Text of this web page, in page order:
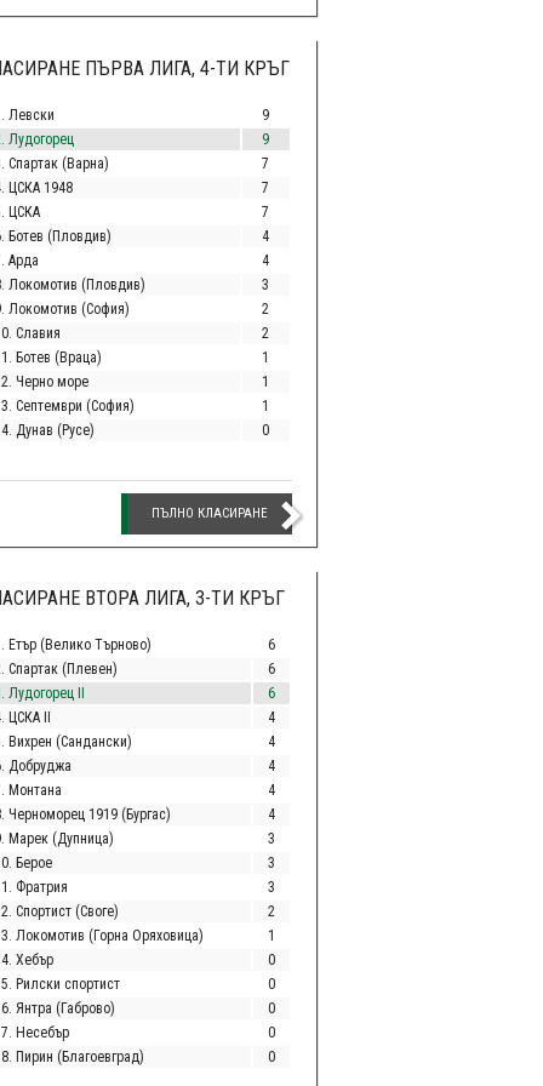
ПЪРВА ЛИГА, 4-ТИ КРЪГ
Левски
9
Лудогорец
9
Спартак (Варна)
7
ЦСКА 1948
7
ЦСКА
7
Ботев (Пловдив)
4
Арда
4
Локомотив (Пловдив)
3
Локомотив (София)
2
Славия
2
Ботев (Враца)
1
Черно море
1
Септември (София)
1
Дунав (Русе)
0
ПЪЛНО КЛАСИРАНЕ
ВТОРА ЛИГА, 3-ТИ КРЪГ
Етър (Велико Търново)
6
Спартак (Плевен)
6
Лудогорец II
6
ЦСКА II
4
Вихрен (Сандански)
4
Добруджа
4
Монтана
4
Черноморец 1919 (Бургас)
4
Марек (Дупница)
3
Берое
3
Фратрия
3
Спортист (Своге)
2
Локомотив (Горна Оряховица)
1
Хебър
0
Рилски спортист
0
Янтра (Габрово)
0
Несебър
0
Пирин (Благоевград)
0